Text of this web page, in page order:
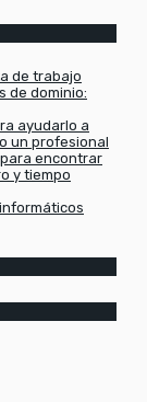
de trabajo
de dominio:
ayudarlo a
un profesional
encontrar
y tiempo